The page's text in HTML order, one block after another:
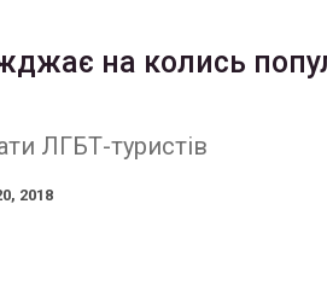
на колись
ЛГБТ-туристів
2018